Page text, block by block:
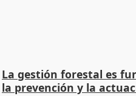
La gestión forestal es
la prevención y la